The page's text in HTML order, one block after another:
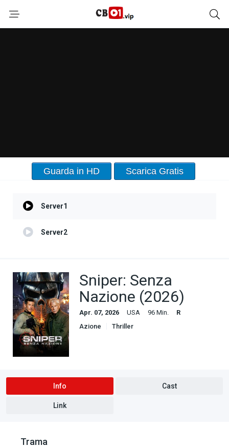
Guarda in HD Scarica Gratis
Server1
Server2
Sniper: Senza
Nazione (2026)
Apr. 07, 2026 USA 96 Min.
R
Azione
Thriller
Info Cast
Link
Trama